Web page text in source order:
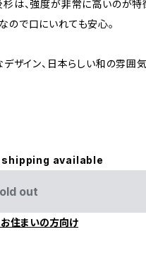
は、強度が非常に高いのが特
で口にいれても安心。
ザイン、日本らしい和の雰囲
available
out
住まいの方向け